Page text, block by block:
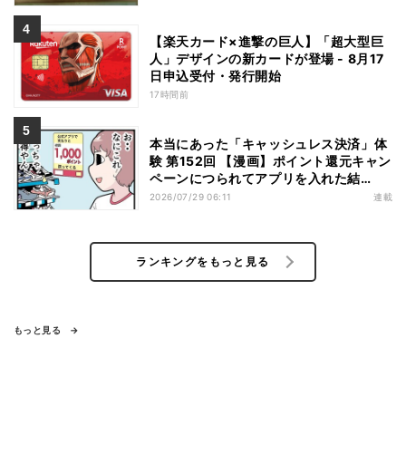
【楽天カード×進撃の巨人】「超大型巨
人」デザインの新カードが登場 - 8月17
日申込受付・発行開始
17時間前
本当にあった「キャッシュレス決済」体
験 第152回 【漫画】ポイント還元キャン
ペーンにつられてアプリを入れた結
果……お得を逃したまさかの理由
2026/07/29 06:11 連載
ランキングをもっと見る
もっと見る